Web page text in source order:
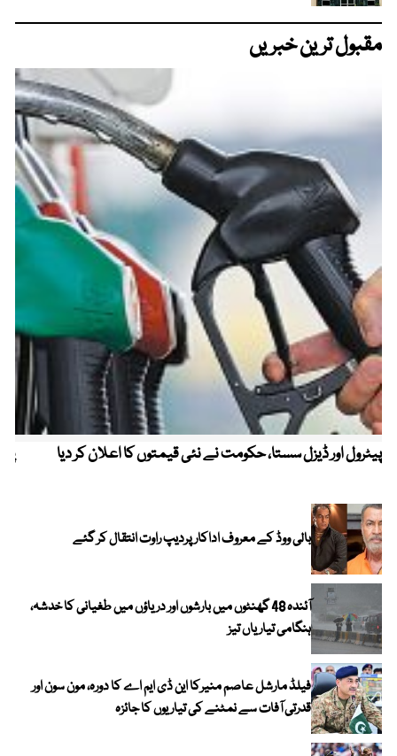
مقبول ترین خبریں
پیٹرول اور ڈیزل سستا، حکومت نے نئی قیمتوں کا اعلان کر دیا
بالی ووڈ کے معروف اداکار پردیپ راوت انتقال کر گئے
آئندہ 48 گھنٹوں میں بارشوں اور دریاؤں میں طغیانی کا خدشہ،
ہنگامی تیاریاں تیز
فیلڈ مارشل عاصم منیرکا این ڈی ایم اے کا دورہ، مون سون اور
قدرتی آفات سے نمٹنے کی تیاریوں کا جائزہ